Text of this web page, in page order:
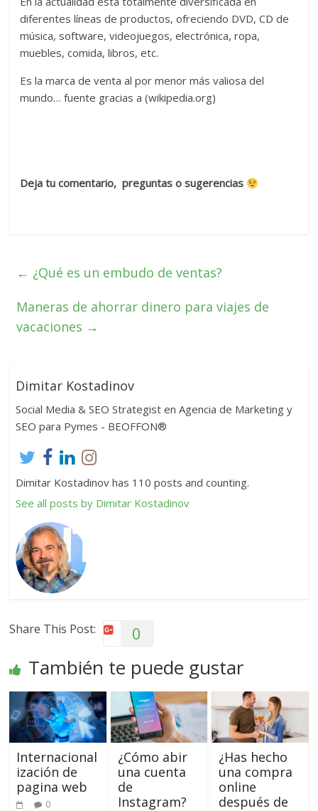
diferentes líneas de productos, ofreciendo DVD, CD de
música, software, videojuegos, electrónica, ropa,
muebles, comida, libros, etc.
Es la marca de venta al por menor más valiosa del
mundo… fuente gracias a (wikipedia.org)
Deja tu comentario, preguntas o sugerencias
← ¿Qué es un embudo de ventas?
Maneras de ahorrar dinero para viajes de
vacaciones →
Dimitar Kostadinov
Social Media & SEO Strategist en Agencia de Marketing y
SEO para Pymes - BEOFFON®
Dimitar Kostadinov has 110 posts and counting.
See all posts by Dimitar Kostadinov
Share This Post: 0
También te puede gustar
Internacional
ización de
pagina web
0
¿Cómo abir
una cuenta
de
Instagram?
¿Has hecho
una compra
online
después de